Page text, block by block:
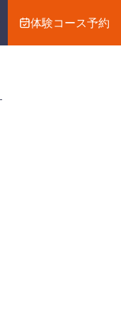
体験コース予約